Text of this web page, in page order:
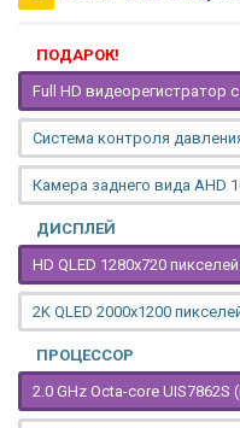
ПОДАРОК!
Full HD видеорегистратор
Система контроля
Камера заднего вида AHD
ДИСПЛЕЙ
HD QLED 1280x720 пикселей
2K QLED 2000х1200
ПРОЦЕССОР
2.0 GHz Octa-core